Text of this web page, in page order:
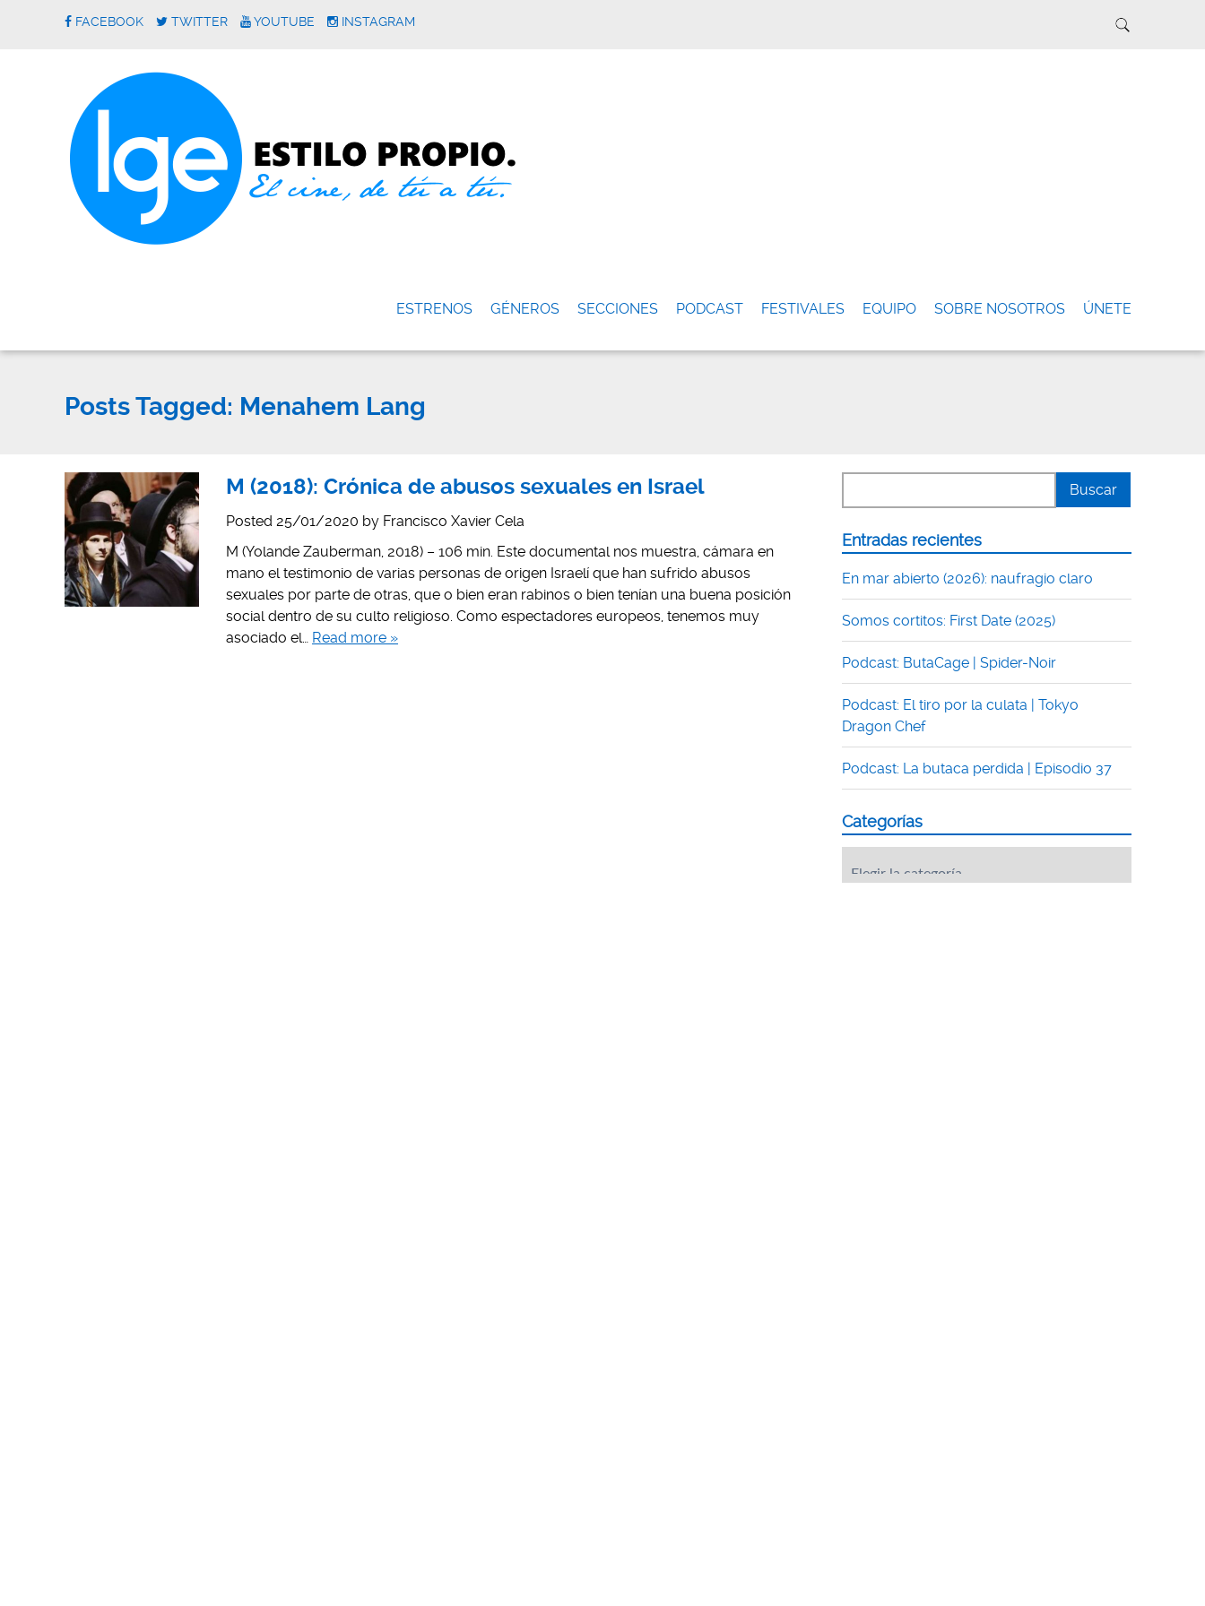
FACEBOOK TWITTER YOUTUBE INSTAGRAM
ESTRENOS GÉNEROS SECCIONES PODCAST FESTIVALES EQUIPO SOBRE NOSOTROS ÚNETE
Posts Tagged: Menahem Lang
M (2018): Crónica de abusos sexuales en Israel
Posted 25/01/2020 by Francisco Xavier Cela
M (Yolande Zauberman, 2018) – 106 min. Este documental nos muestra, cámara en
mano el testimonio de varias personas de origen Israelí que han sufrido abusos
sexuales por parte de otras, que o bien eran rabinos o bien tenían una buena posición
social dentro de su culto religioso. Como espectadores europeos, tenemos muy
asociado el… Read more »
Entradas recientes
En mar abierto (2026): naufragio claro
Somos cortitos: First Date (2025)
Podcast: ButaCage | Spider-Noir
Podcast: El tiro por la culata | Tokyo
Dragon Chef
Podcast: La butaca perdida | Episodio 37
Categorías